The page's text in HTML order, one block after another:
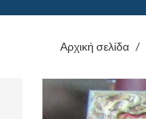
Αρχική σελίδα /